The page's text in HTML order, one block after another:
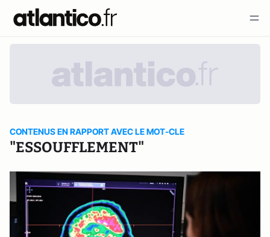
CONTENUS EN RAPPORT AVEC LE MOT-CLE
"ESSOUFFLEMENT"